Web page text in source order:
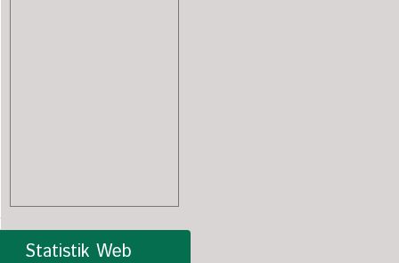
Statistik Web